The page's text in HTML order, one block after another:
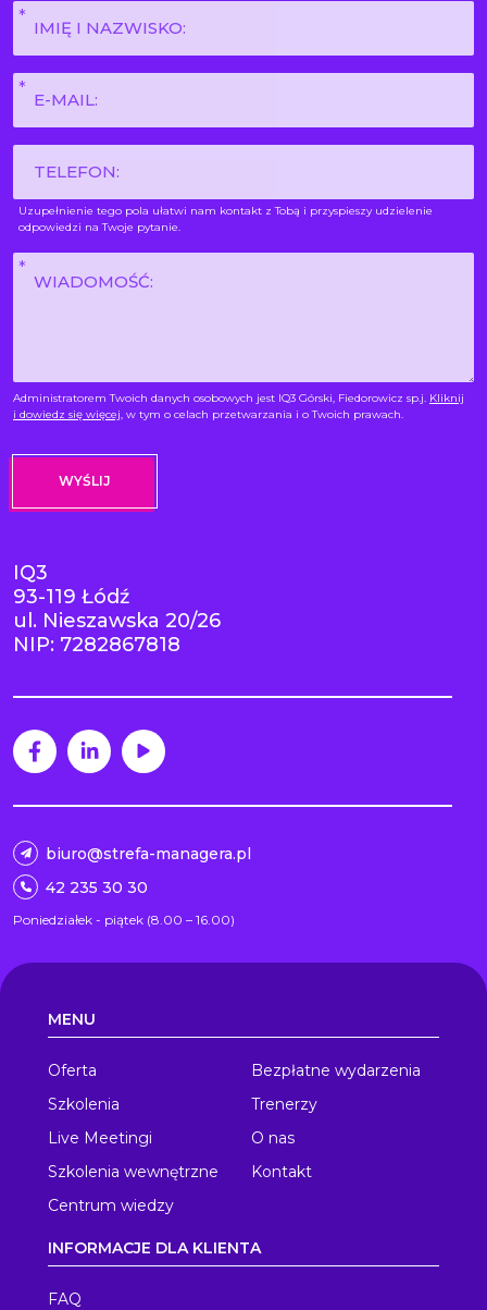
Imię
*E-
mail
Uzupełnienie tego pola ułatwi nam kontakt z Tobą i przyspieszy udzielenie
odpowiedzi na Twoje pytanie.
Wiadomość
Administratorem Twoich danych osobowych jest IQ3 Górski, Fiedorowicz sp.j. Kliknij
i dowiedz się więcej, w tym o celach przetwarzania i o Twoich prawach.
IQ3
93-119 Łódź
ul. Nieszawska 20/26
NIP: 7282867818
biuro@strefa-managera.pl
42 235 30 30
Poniedziałek - piątek (8.00 – 16.00)
MENU
Oferta
Szkolenia
Live Meetingi
Szkolenia wewnętrzne
Centrum wiedzy
Bezpłatne wydarzenia
Trenerzy
O nas
Kontakt
INFORMACJE DLA KLIENTA
FAQ